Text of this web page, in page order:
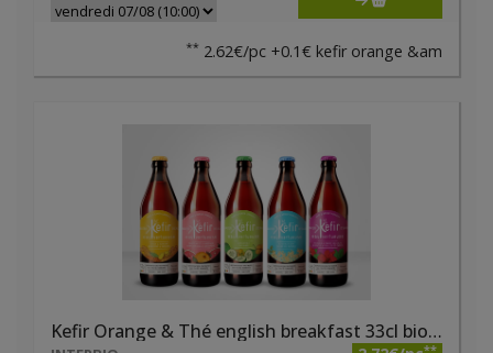
** 2.62€/pc +0.1€ kefir orange &am
Kefir Orange & Thé english breakfast 33cl bio Eau Virtueuse
**